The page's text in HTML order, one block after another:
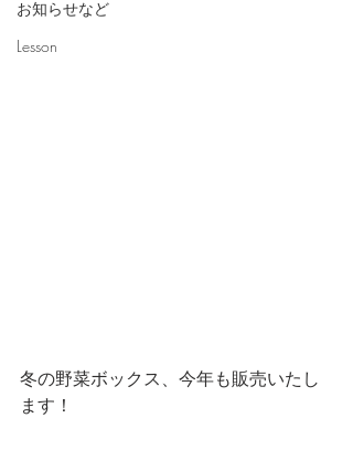
お知らせなど
Lesson
冬の野菜ボックス、今年も販売いたし
ます！